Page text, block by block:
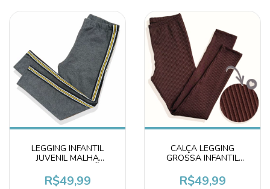
LEGGING INFANTIL
JUVENIL MALHA
INVERNO
R$49,99
CALÇA LEGGING
GROSSA INFANTIL
MARROM
R$49,99